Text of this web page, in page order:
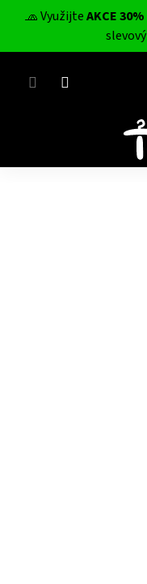
🧢 VyužijteAKCE 30%
slevový
CZK